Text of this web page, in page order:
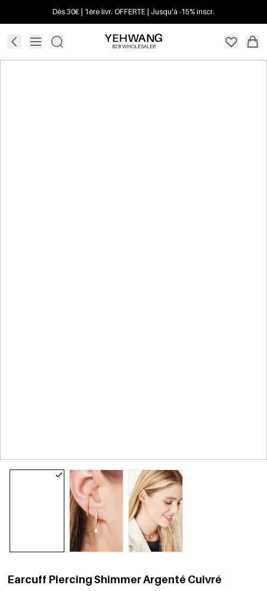
Dès 30€ | 1ère livr. OFFERTE | Jusqu'à -15% inscr.
B2B WHOLESALER
Earcuff Piercing Shimmer Argenté Cuivré